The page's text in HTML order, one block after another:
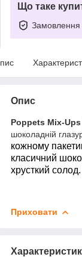
Що таке
Замовлення
Опис
Poppets Mix-Ups
шоколадній
кожному
класичний
хрусткий солод.
Приховати